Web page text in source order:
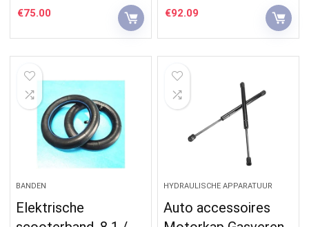
€75.00 €92.09
BANDEN
Elektrische
HYDRAULISCHE APPARATUUR
Auto accessoires